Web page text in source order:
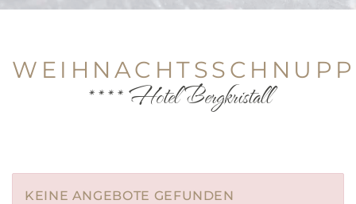
**** Hotel Bergkristall
KEINE ANGEBOTE GEFUNDEN